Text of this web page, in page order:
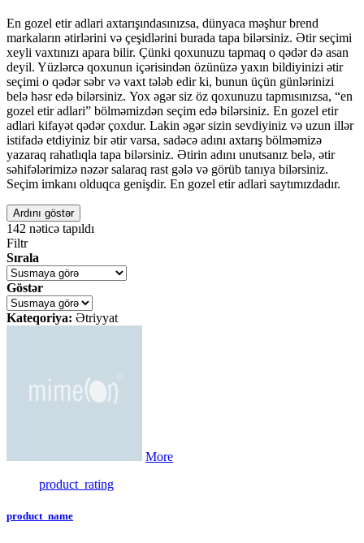
En gozel etir adlari axtarışındasınızsa, dünyaca məşhur brend
markaların ətirlərini və çeşidlərini burada tapa bilərsiniz. Ətir seçimi
xeyli vaxtınızı apara bilir. Çünki qoxunuzu tapmaq o qədər də asan
deyil. Yüzlərcə qoxunun içərisindən özünüzə yaxın bildiyinizi ətir
seçimi o qədər səbr və vaxt tələb edir ki, bunun üçün günlərinizi
belə həsr edə bilərsiniz. Yox əgər siz öz qoxunuzu tapmısınızsa, “en
gozel etir adlari” bölməmizdən seçim edə bilərsiniz. En gozel etir
adlari kifayət qədər çoxdur. Lakin əgər sizin sevdiyiniz və uzun illər
istifadə etdiyiniz bir ətir varsa, sadəcə adını axtarış bölməmizə
yazaraq rahatlıqla tapa bilərsiniz. Ətirin adını unutsanız belə, ətir
səhifələrimizə nəzər salaraq rast gələ və görüb tanıya bilərsiniz.
Seçim imkanı olduqca genişdir. En gozel etir adlari saytımızdadır.
Ardını göstər
142 nəticə tapıldı
Filtr
Sırala
Göstər
Kateqoriya: Ətriyyat
More
product_rating
product_name